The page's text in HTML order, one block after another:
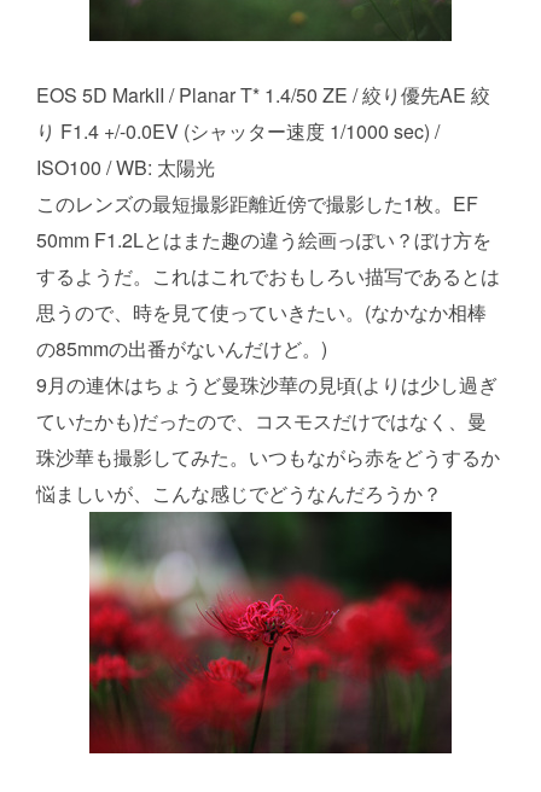
EOS 5D MarkII / Planar T* 1.4/50 ZE / 絞り優先AE 絞
り F1.4 +/-0.0EV (シャッター速度 1/1000 sec) /
ISO100 / WB: 太陽光
このレンズの最短撮影距離近傍で撮影した1枚。EF
50mm F1.2Lとはまた趣の違う絵画っぽい？ぼけ方を
するようだ。これはこれでおもしろい描写であるとは
思うので、時を見て使っていきたい。(なかなか相棒
の85mmの出番がないんだけど。)
9月の連休はちょうど曼珠沙華の見頃(よりは少し過ぎ
ていたかも)だったので、コスモスだけではなく、曼
珠沙華も撮影してみた。いつもながら赤をどうするか
悩ましいが、こんな感じでどうなんだろうか？